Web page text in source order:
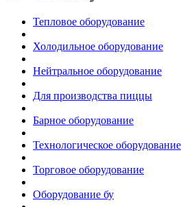
Тепловое оборудование
Холодильное оборудование
Нейтральное оборудование
Для производства пиццы
Барное оборудование
Технологическое оборудование
Торговое оборудование
Оборудование бу